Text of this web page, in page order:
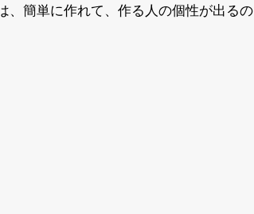
、簡単に作れて、作る人の個性が出るの